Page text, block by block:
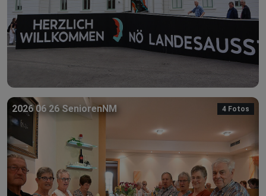
2026 06 26 SeniorenNM 4 Fotos